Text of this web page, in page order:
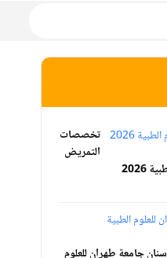
تخصصات
التمريض
جامعة طهران للعلوم